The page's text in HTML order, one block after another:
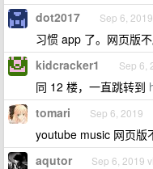
dot2017 Sep 6, 2019
习惯 app 了。网页版
kidcracker1 Sep 6,
同 12 楼，一直跳转到
tomari Sep 6, 2019
youtube music 网页版
aqutor Sep 6, 2019